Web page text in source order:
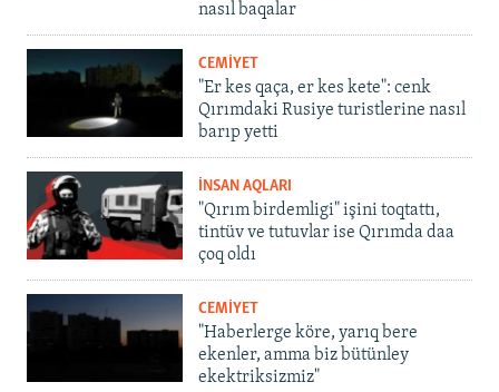
nasıl baqalar
CEMİYET
"Er kes qaça, er kes kete": cenk
Qırımdaki Rusiye turistlerine nasıl
barıp yetti
İNSAN AQLARI
"Qırım birdemligi" işini toqtattı,
tintüv ve tutuvlar ise Qırımda daa
çoq oldı
CEMİYET
"Haberlerge köre, yarıq bere
ekenler, amma biz bütünley
ekektriksizmiz"